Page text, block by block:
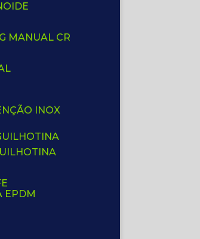
MANUAL CR
INOX
EPDM